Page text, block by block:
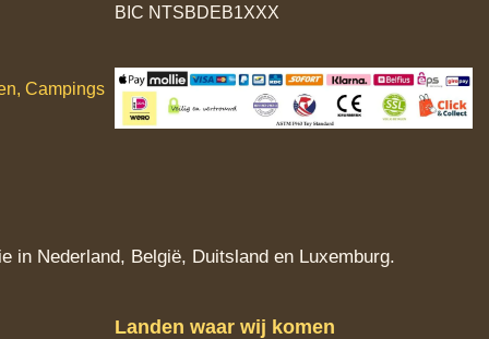
Campings
BIC NTSBDEB1XXX
in Nederland, België, Duitsland en Luxemburg.
Landen waar wij komen